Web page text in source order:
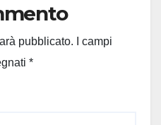
pubblicato.
I campi
*